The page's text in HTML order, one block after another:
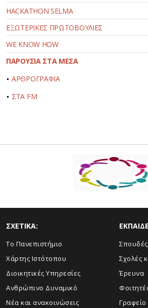
HACKATHON SELMA
ΕΞΩΤΕΡΙΚΕΣ ΠΡΩΤΟΒΟΥΛΙΕΣ
WE KNOW HOW
ΠΑΡΟΥΣΙΑ ΣΤΑ ΜΕΣΑ
ΑΡΘΡΟΓΡΑΦΙΑ
ΣΤΑ FM
ΣΧΕΤΙΚΑ:
Το Πανεπιστήμιο
Χάρτης Ιστότοπου
Διοικητικές Υπηρεσίες
Ανθρώπινο Δυναμικό
Νέα και ανακοινώσεις
Σπουδές
Σχολές
Έρευνα